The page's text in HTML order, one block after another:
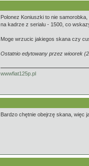
Polonez Koniuszki to nie
na kadrze z serialu - 1500, co
Moge wrzucic jakiegos skana czy
Ostatnio edytowany przez wioorek
wwwfiat125p.pl
Bardzo chętnie obejrzę skana, więc